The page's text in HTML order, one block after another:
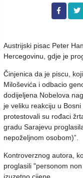
Austrijski pisac Peter
Hercegovinu, gdje je
Činjenica da je piscu,
Miloševića i odbacio
dodijeljena Nobelova
je veliku reakciju u
protestovali su rođaci
gradu Sarajevu
nepoželjnom osobom)”.
Kontroverznog autora,
proglasili "personom